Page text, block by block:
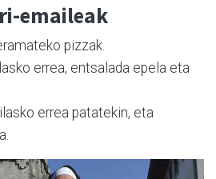
emaileak
pizzak.
errea, entsalada epela eta
errea patatekin, eta